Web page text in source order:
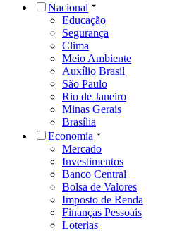
Nacional
Educação
Segurança
Clima
Meio Ambiente
Auxílio Brasil
São Paulo
Rio de Janeiro
Minas Gerais
Brasília
Economia
Mercado
Investimentos
Banco Central
Bolsa de Valores
Imposto de Renda
Finanças Pessoais
Loterias